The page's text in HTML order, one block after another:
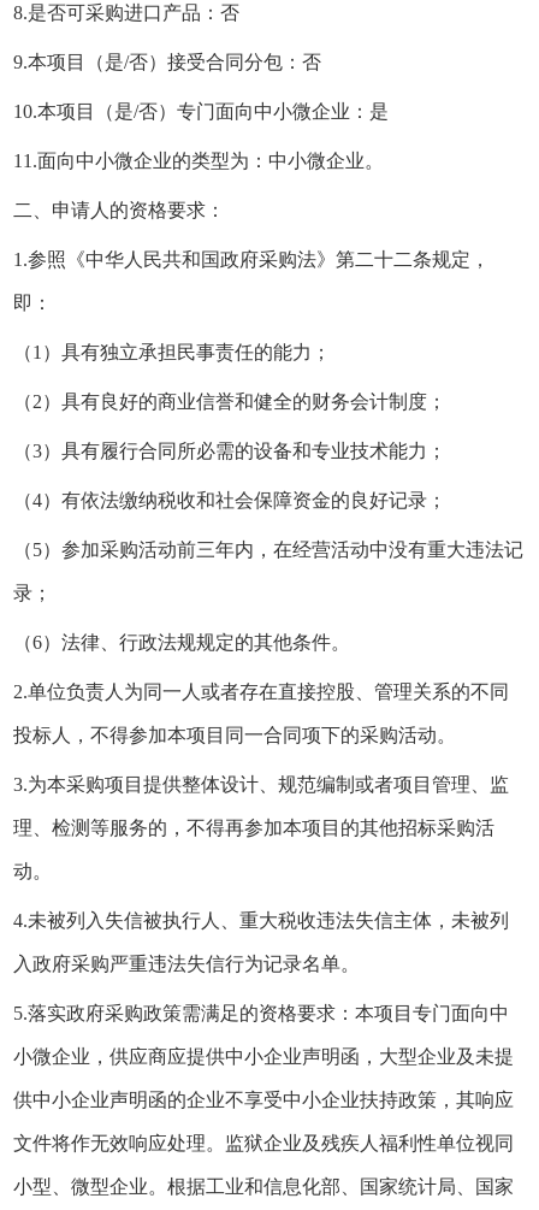
8.是否可采购进口产品：否
9.本项目（是/否）接受合同分包：否
10.本项目（是/否）专门面向中小微企业：是
11.面向中小微企业的类型为：中小微企业。
二、申请人的资格要求：
1.参照《中华人民共和国政府采购法》第二十二条规定，
即：
（1）具有独立承担民事责任的能力；
（2）具有良好的商业信誉和健全的财务会计制度；
（3）具有履行合同所必需的设备和专业技术能力；
（4）有依法缴纳税收和社会保障资金的良好记录；
（5）参加采购活动前三年内，在经营活动中没有重大违法记
录；
（6）法律、行政法规规定的其他条件。
2.单位负责人为同一人或者存在直接控股、管理关系的不同
投标人，不得参加本项目同一合同项下的采购活动。
3.为本采购项目提供整体设计、规范编制或者项目管理、监
理、检测等服务的，不得再参加本项目的其他招标采购活
动。
4.未被列入失信被执行人、重大税收违法失信主体，未被列
入政府采购严重违法失信行为记录名单。
5.落实政府采购政策需满足的资格要求：本项目专门面向中
小微企业，供应商应提供中小企业声明函，大型企业及未提
供中小企业声明函的企业不享受中小企业扶持政策，其响应
文件将作无效响应处理。监狱企业及残疾人福利性单位视同
小型、微型企业。根据工业和信息化部、国家统计局、国家